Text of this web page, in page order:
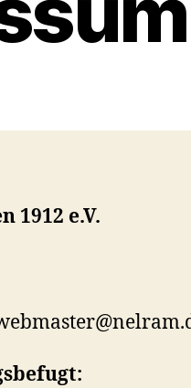
1912 e.V.